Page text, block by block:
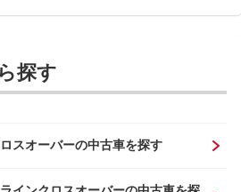
探す
スオーバーの中古車を探す